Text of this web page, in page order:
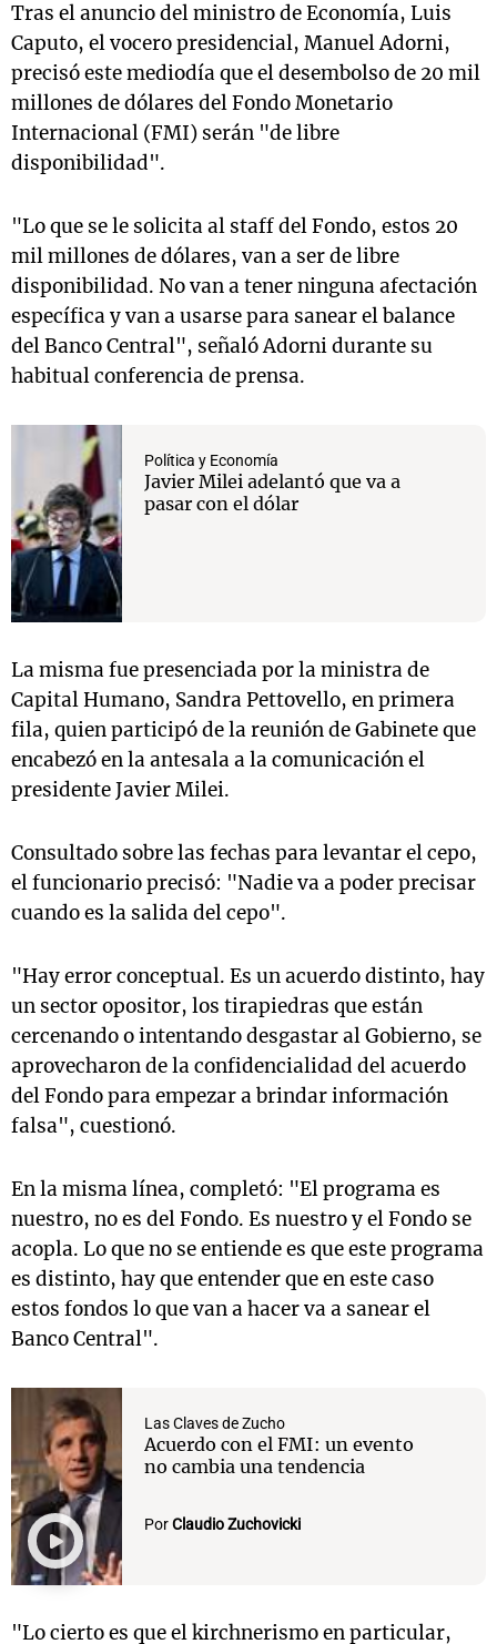
Tras el anuncio del ministro de Economía, Luis
Caputo, el vocero presidencial, Manuel Adorni,
precisó este mediodía que el desembolso de 20 mil
millones de dólares del Fondo Monetario
Internacional (FMI) serán "de libre
disponibilidad".
"Lo que se le solicita al staff del Fondo, estos 20
mil millones de dólares, van a ser de libre
disponibilidad. No van a tener ninguna afectación
específica y van a usarse para sanear el balance
del Banco Central", señaló Adorni durante su
habitual conferencia de prensa.
Política y Economía
Javier Milei adelantó que va a
pasar con el dólar
La misma fue presenciada por la ministra de
Capital Humano, Sandra Pettovello, en primera
fila, quien participó de la reunión de Gabinete que
encabezó en la antesala a la comunicación el
presidente Javier Milei.
Consultado sobre las fechas para levantar el cepo,
el funcionario precisó: "Nadie va a poder precisar
cuando es la salida del cepo".
"Hay error conceptual. Es un acuerdo distinto, hay
un sector opositor, los tirapiedras que están
cercenando o intentando desgastar al Gobierno, se
aprovecharon de la confidencialidad del acuerdo
del Fondo para empezar a brindar información
falsa", cuestionó.
En la misma línea, completó: "El programa es
nuestro, no es del Fondo. Es nuestro y el Fondo se
acopla. Lo que no se entiende es que este programa
es distinto, hay que entender que en este caso
estos fondos lo que van a hacer va a sanear el
Banco Central".
Las Claves de Zucho
Acuerdo con el FMI: un evento
no cambia una tendencia
PorClaudio Zuchovicki
"Lo cierto es que el kirchnerismo en particular,